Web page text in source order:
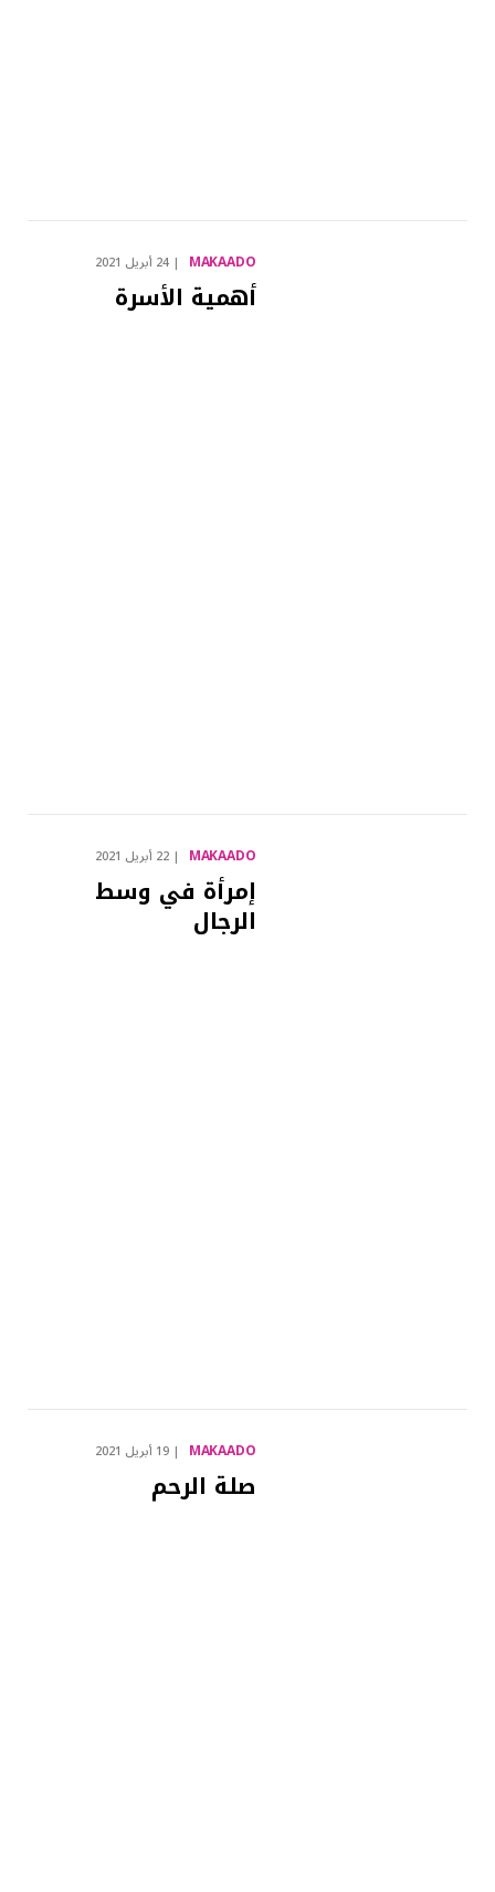
MAKAADO 24 أبريل 2021
أهمية الأسرة
MAKAADO 22 أبريل 2021
إمرأة في وسط
الرجال
MAKAADO 19 أبريل 2021
صلة الرحم